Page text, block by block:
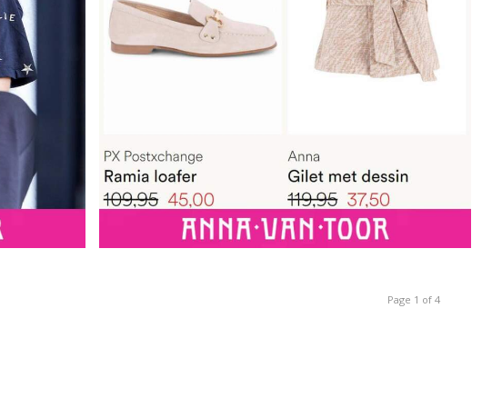
Page 1 of 4